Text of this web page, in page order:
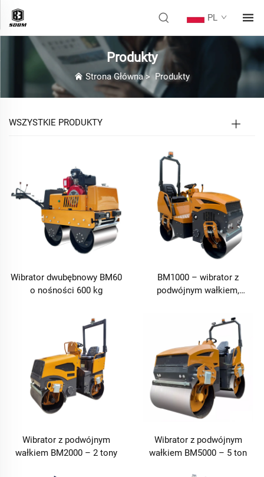
PL
Produkty
Strona Główna>Produkty
WSZYSTKIE PRODUKTY
Wibrator dwubębnowy BM60
o nośności 600 kg
BM1000 – wibrator z
podwójnym wałkiem,
Wibrator z podwójnym
wałkiem BM2000 – 2 tony
Wibrator z podwójnym
wałkiem BM5000 – 5 ton